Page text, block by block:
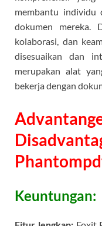
membantu individu
dokumen mereka.
kolaborasi, dan
disesuaikan dan
merupakan alat
bekerja dengan
Keuntungan: